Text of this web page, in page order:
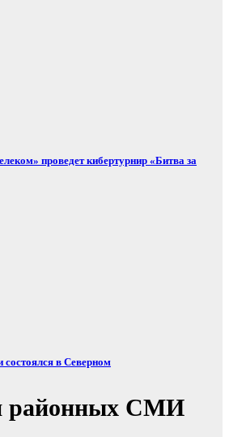
проведет кибертурнир «Битва за
в Северном